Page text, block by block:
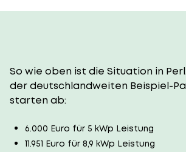
So wie oben ist die Situation in
der deutschlandweiten Beispiel-
starten ab:
6.000 Euro für 5 kWp Leistung
11.951 Euro für 8,9 kWp Leistung